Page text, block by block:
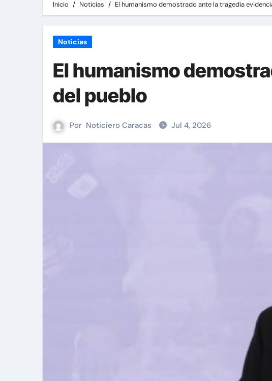
Inicio Noticias El humanismo demostrado ante la tragedia
Noticias
El humanismo
del pueblo
Por Noticiero Caracas Jul 4, 2026